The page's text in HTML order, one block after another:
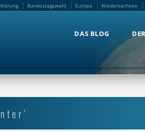
Bundestagswahl Europa Niedersachsen
DAS BLOG
Bundestagswahl Europa Niedersachsen
DAS BLOG